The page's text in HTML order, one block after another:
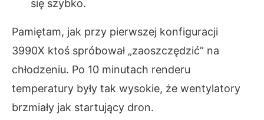
się szybko.
Pamiętam, jak przy pierwszej konfiguracji
3990X ktoś spróbował „zaoszczędzić” na
chłodzeniu. Po 10 minutach renderu
temperatury były tak wysokie, że wentylatory
brzmiały jak startujący dron.